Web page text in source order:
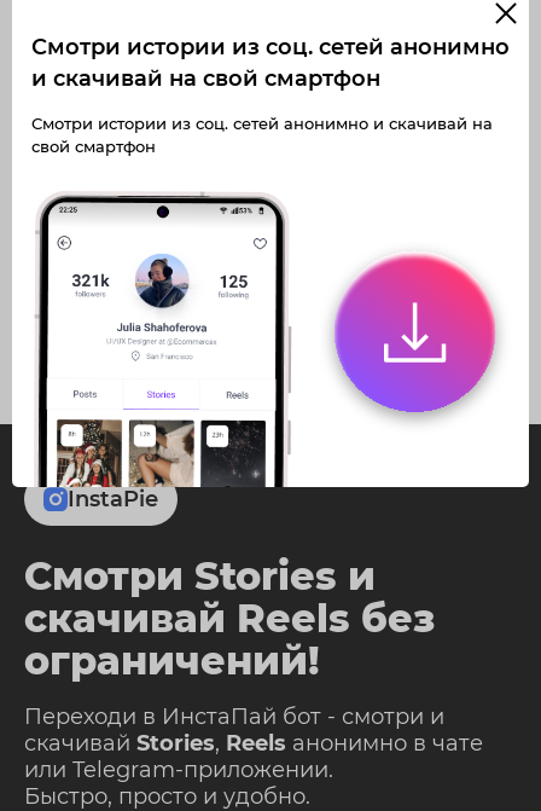
Получите доступ к архивным
публикациям a.desertrose
историям a.desertrose
Не отвлекайтесь на рекламу
InstaPie
Смотри Stories и
скачивай Reels без
ограничений!
Переходи в ИнстаПай бот - смотри и
скачивай Stories, Reels анонимно в чате
или Telegram-приложении.
Быстро, просто и удобно.
Смотри истории из соц. сетей анонимно
и скачивай на свой смартфон
Смотри истории из соц. сетей анонимно и скачивай на
свой смартфон